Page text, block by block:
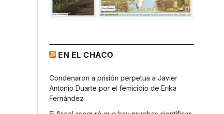
EN EL CHACO
Condenaron a prisión perpetua a Javier
Antonio Duarte por el femicidio de Erika
Fernández